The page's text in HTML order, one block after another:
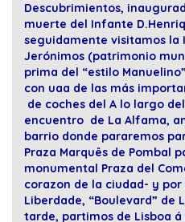
Descubrimientos,
muerte del Infante
seguidamente visitamos la
Jerónimos (patrimonio
prima del “estilo
con uaa de las más
de coches del A lo largo
encuentro de La Alfama,
barrio donde pararemos
Praza Marquês de Pombal
monumental Praza del
corazon de la ciudad- y por
Liberdade, “Boulevard” de
tarde, partimos de Lisboa